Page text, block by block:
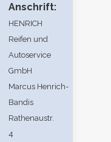
Anschrift:
HENRICH
Reifen und
Autoservice
GmbH
Marcus Henrich-
Bandis
Rathenaustr.
4